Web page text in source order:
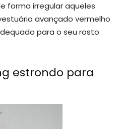
forma irregular aqueles
avançado vermelho
para o seu rosto
estrondo para